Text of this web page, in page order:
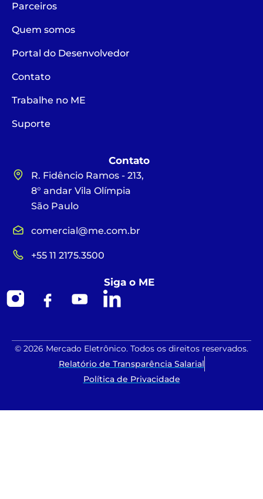
Parceiros
Quem somos
Portal do Desenvolvedor
Contato
Trabalhe no ME
Suporte
Contato
R. Fidêncio Ramos - 213,
8° andar Vila Olímpia
São Paulo
comercial@me.com.br
+55 11 2175.3500
Siga o ME
© 2026 Mercado Eletrônico. Todos os direitos reservados.
Relatório de Transparência Salarial
Política de Privacidade